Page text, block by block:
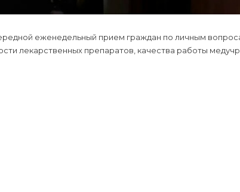
еженедельный прием граждан по личным
лекарственных препаратов, качества работы